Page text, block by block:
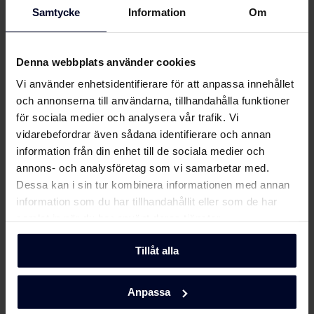
Samtycke Information Om
Denna webbplats använder cookies
Vi använder enhetsidentifierare för att anpassa innehållet
och annonserna till användarna, tillhandahålla funktioner
för sociala medier och analysera vår trafik. Vi
vidarebefordrar även sådana identifierare och annan
information från din enhet till de sociala medier och
annons- och analysföretag som vi samarbetar med.
Dessa kan i sin tur kombinera informationen med annan
information som du har tillhandahållit eller som de har
Tillåt alla
Anpassa
Säkerhetsinformation
Ladda ner
Säkerhetsinformation
och varningar (FI)
Ladda ner
Säkerhetsinformation
och varningar (NO)
Ladda ner
Säkerhetsinformation
och varningar (SV)
Ladda ner
Säkerhetsinformation
och varningar (EN)
Användarmanual
(DK,FI,NO,SE)
OmGram